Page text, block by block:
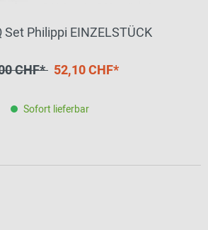
Set Philippi EINZELSTÜCK
CHF* 52,10 CHF*
Sofort lieferbar